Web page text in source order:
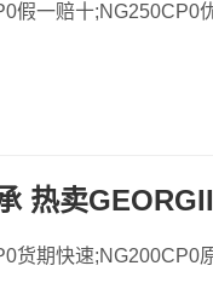
假一赔十;NG250CP0
热卖
货期快速;NG200CP0